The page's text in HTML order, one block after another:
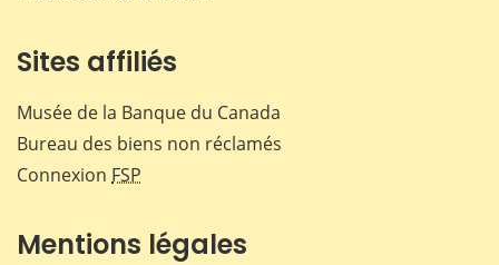
Sites affiliés
Musée de la Banque du Canada
Bureau des biens non réclamés
Connexion FSP
Mentions légales